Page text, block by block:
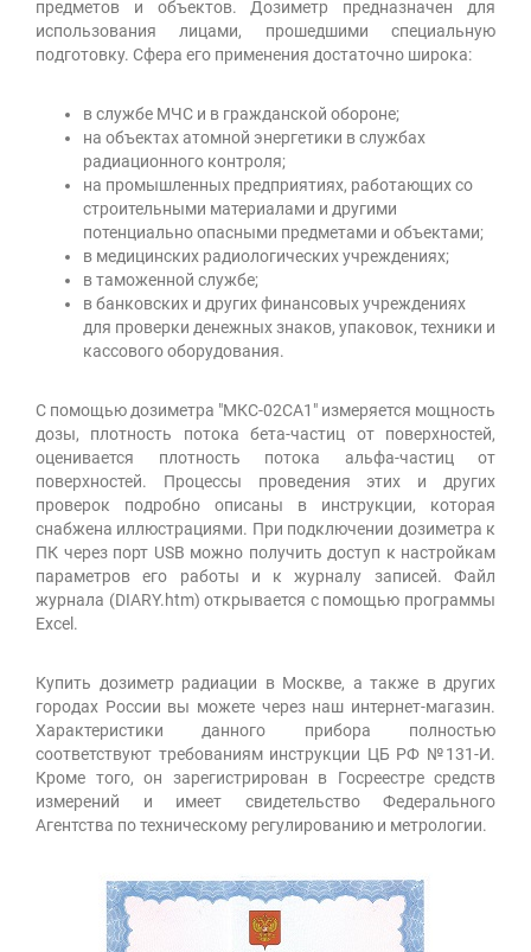
предметов и объектов. Дозиметр предназначен для
использования лицами, прошедшими специальную
подготовку. Сфера его применения достаточно широка:
в службе МЧС и в гражданской обороне;
на объектах атомной энергетики в службах
радиационного контроля;
на промышленных предприятиях, работающих со
строительными материалами и другими
потенциально опасными предметами и объектами;
в медицинских радиологических учреждениях;
в таможенной службе;
в банковских и других финансовых учреждениях
для проверки денежных знаков, упаковок, техники и
кассового оборудования.
С помощью дозиметра "МКС-02СА1" измеряется мощность
дозы, плотность потока бета-частиц от поверхностей,
оценивается плотность потока альфа-частиц от
поверхностей. Процессы проведения этих и других
проверок подробно описаны в инструкции, которая
снабжена иллюстрациями. При подключении дозиметра к
ПК через порт USB можно получить доступ к настройкам
параметров его работы и к журналу записей. Файл
журнала (DIARY.htm) открывается с помощью программы
Excel.
Купить дозиметр радиации в Москве, а также в других
городах России вы можете через наш интернет-магазин.
Характеристики данного прибора полностью
соответствуют требованиям инструкции ЦБ РФ №131-И.
Кроме того, он зарегистрирован в Госреестре средств
измерений и имеет свидетельство Федерального
Агентства по техническому регулированию и метрологии.